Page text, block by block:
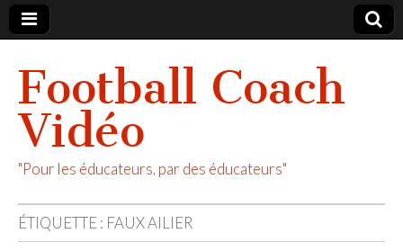
Football Coach
Vidéo
"Pour les éducateurs, par des éducateurs"
ÉTIQUETTE : FAUX AILIER